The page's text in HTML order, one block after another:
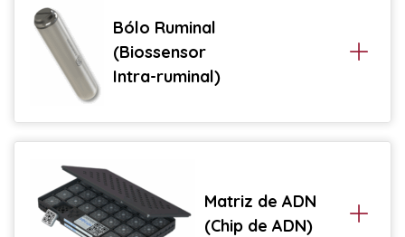
Bólo Ruminal
(Biossensor
Intra-ruminal)
Matriz de ADN
(Chip de ADN)